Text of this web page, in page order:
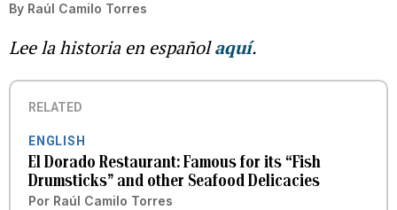
By Raúl Camilo Torres
Lee la historia en españolaquí.
RELATED
ENGLISH
El Dorado Restaurant: Famous for its “Fish
Drumsticks” and other Seafood Delicacies
Por Raúl Camilo Torres